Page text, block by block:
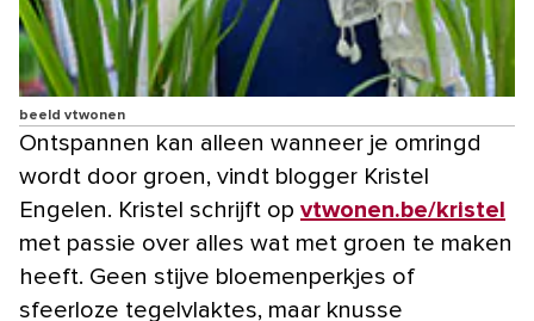
beeld vtwonen
Ontspannen kan alleen wanneer je omringd
wordt door groen, vindt blogger Kristel
Engelen. Kristel schrijft op vtwonen.be/kristel
met passie over alles wat met groen te maken
heeft. Geen stijve bloemenperkjes of
sfeerloze tegelvlaktes, maar knusse